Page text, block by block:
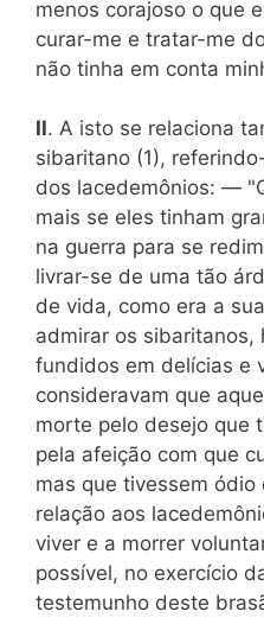
menos corajoso o que
curar-me e tratar-me
não tinha em conta
II. A isto se relaciona
sibaritano (1),
dos lacedemônios: —
mais se eles tinham
na guerra para se
livrar-se de uma tão
de vida, como era a
admirar os sibaritanos,
fundidos em delícias e
consideravam que
morte pelo desejo que
pela afeição com que
mas que tivessem
relação aos
viver e a morrer
possível, no exercício
testemunho deste